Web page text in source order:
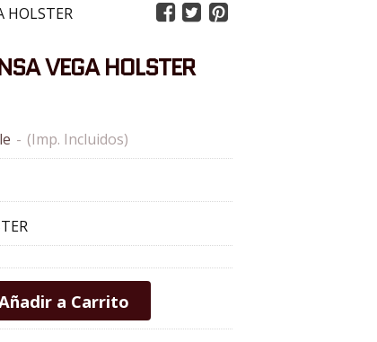
HOLSTER
VEGA HOLSTER
- (Imp. Incluidos)
a Carrito